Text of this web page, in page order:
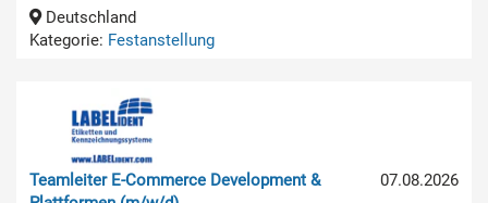
Deutschland
Kategorie: Festanstellung
07.08.2026
Teamleiter E-Commerce Development &